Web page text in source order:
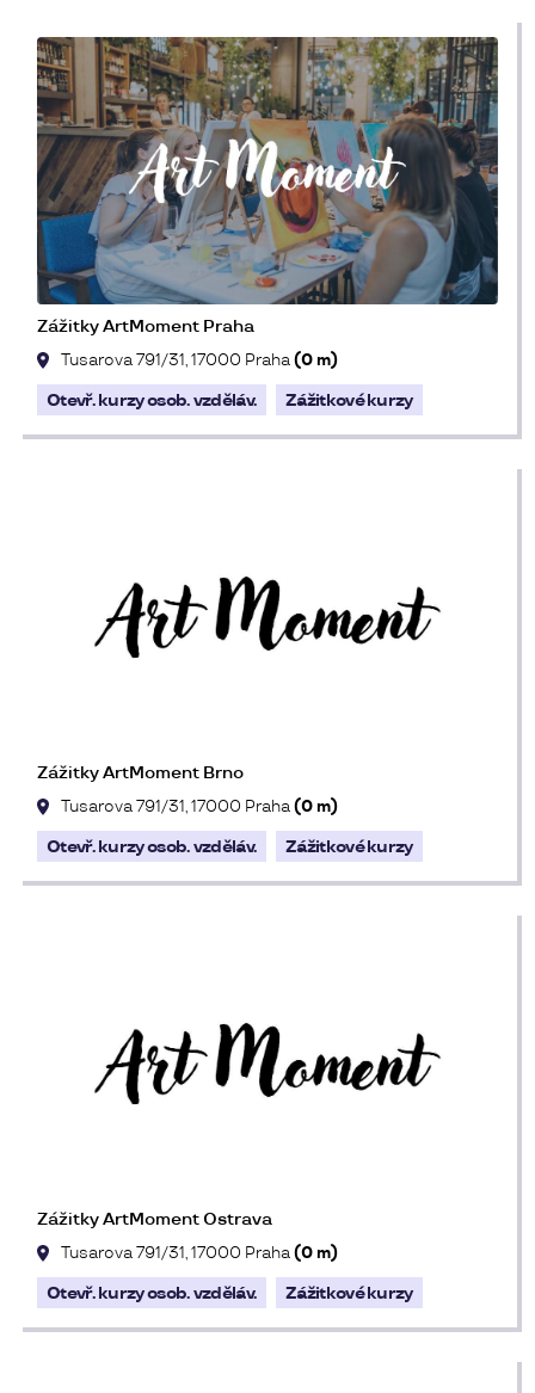
Zážitky ArtMoment Praha
Tusarova 791/31, 17000 Praha(0 m)
Otevř. kurzy osob. vzděláv. Zážitkové kurzy
Zážitky ArtMoment Brno
Tusarova 791/31, 17000 Praha(0 m)
Otevř. kurzy osob. vzděláv. Zážitkové kurzy
Zážitky ArtMoment Ostrava
Tusarova 791/31, 17000 Praha(0 m)
Otevř. kurzy osob. vzděláv. Zážitkové kurzy